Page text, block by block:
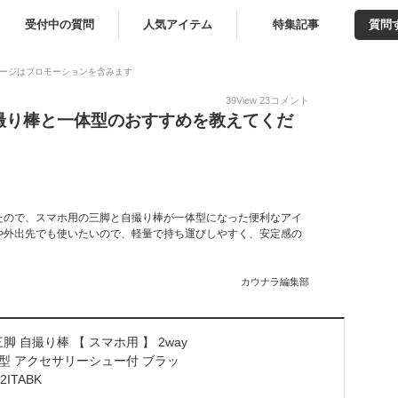
受付中の質問 人気アイテム 特集記事 質問
ジはプロモーションを含みます
39View 23コメント
棒と一体型のおすすめを教えてくだ
で、スマホ用の三脚と自撮り棒が一体型になった便利なアイ
出先でも使いたいので、軽量で持ち運びしやすく、安定感の
カウナラ編集部